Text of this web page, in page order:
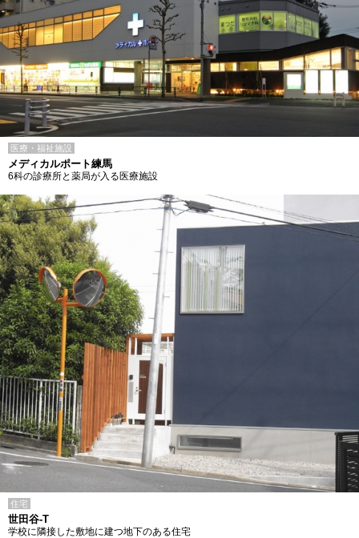
医療・福祉施設
メディカルポート練馬
6科の診療所と薬局が入る医療施設
住宅
世田谷-T
学校に隣接した敷地に建つ地下のある住宅